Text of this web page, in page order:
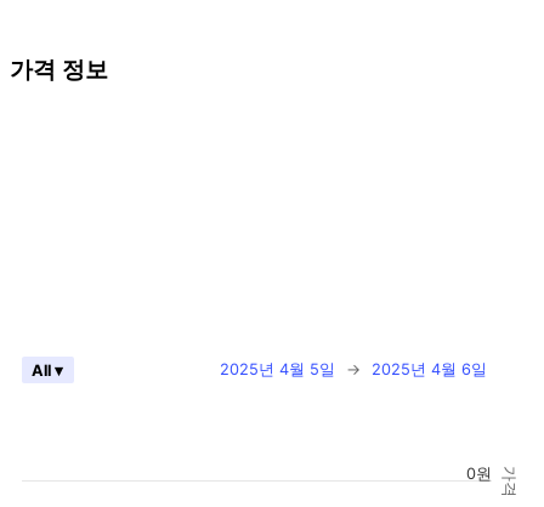
가격 정보
가격
2025년 4월 5일 → 2025년 4월 6일
All ▾
0원